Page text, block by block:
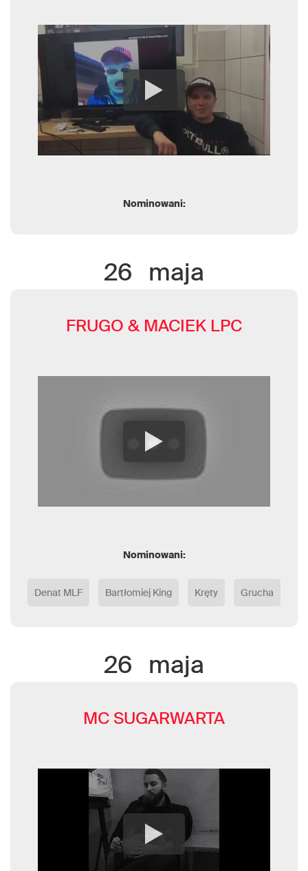
Nominowani:
26 maja
FRUGO & MACIEK LPC
Nominowani:
Denat MLF Bartłomiej King Kręty Grucha
26 maja
MC SUGARWARTA